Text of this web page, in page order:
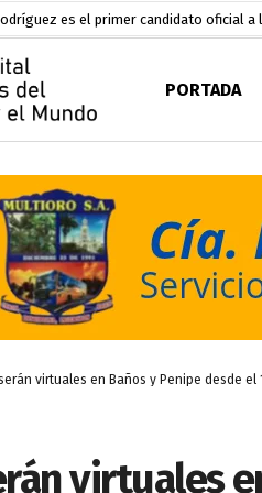
es el primer candidato oficial a
junto a su esposa lució el lazo
oficializa su candidatura a la
4.492 recintos electorales para
la candidatura de Carlos
3.800 escuelas estarían en riesgo por El
Rosa Sporting Club inicia su
Aguirre es designado nuevo
PORTADA
virtuales en Baños y Penipe desde el
virtuales